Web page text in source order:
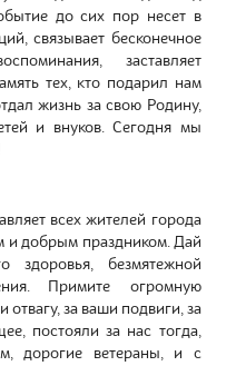
до сих пор несет в
связывает бесконечное
заставляет
тех, кто подарил нам
жизнь за свою Родину,
и внуков. Сегодня мы
всех жителей города
и добрым праздником. Дай
здоровья, безмятежной
Примите огромную
отвагу, за ваши подвиги, за
постояли за нас тогда,
дорогие ветераны, и с